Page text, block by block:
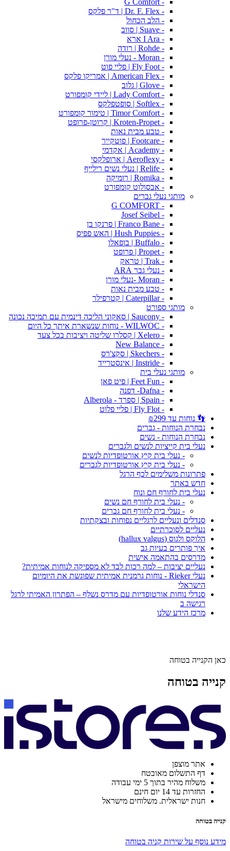
- G Comfort
- Dr. F. Flex | ד"ר פלקס
- הלב הכחול
- Suave | סווב
- I Ara ארא
- Rohde | רודה
- Moran - נעלי מורן
- Fly Foot | פליי פוט
- American Flex | אמריקו פלקס
- Glove | גלוב
- Lady Comfort | ליידי קומפורט
- Softlex | סופטפלקס
- Timor Comfort | טימור קומפורט
- Kroten-Propet | קרוטן-פרופט
- טבע מבית נאות
- Footcare | פוטקייר
- Academy | אקדמי
- Aeroflexy | ארופלקסי
- Relife | נעלי נשים רילייף
- Romika | רומיקה
- אבסולוט קומפורט
מותגי נעלי גברים
- G COMFORT
- Josef Seibel
- Franco Bane | פרנקו בן
- Hush Puppies | האש פפיס
- Buffalo | בופאלו
- Propet | פרופט
- Trak | טראק
- נעלי גבר ARA
- Moran -נעלי מורן
- טבע מבית נאות
- Caterpillar | קטרפילר
מותגי ספורט
- Saucony | סאקוני הליכה דינמית עם תמיכה נכונה
- WILWOC - נוחות שנשארת איתך כל היום
- Xelero | קסלרו שליטה ויציבות בכל צעד
- New Balance
- Skechers | סקצ'רס
- Instride | אינסטרייד
מותגי נעלי בית
- Feet Fun | פיט פאן
- Dafna- דפנה
- Spain | ספרד - Alberola
- Fly Flot | פליי פלוט
👣 נוחות עד ₪299
נבחרת הנוחות - גברים
נבחרת הנוחות - נשים
נעלי בית קייציות לנשים ולגברים
- נעלי בית קיץ אורטופדיות לנשים
- נעלי בית קיץ אורטופדיות לגברים
פתרונות משלימים לכף הרגל
חדש באתר
נעלי בית לחורף חם ונוח
- נעלי בית לחורף חם נשים
- נעלי בית לחורף חם גברים
סנדלים ונעליים לרגליים נפוחות ובצקתיות
נעליים לסוכרתיים
הלוקס ולגוס (hallux valgus)
איך פותרים בעיות גב
מדרסים בהתאמה אישית
נעליים יציבות – למה רכות לבד לא מספיקה לנוחות אמיתית?
נעלי Rieker - נוחות גרמנית אמיתית שפוגשת את היומיום
הישראלי
סנדלי נוחות אורטופדיות עם מדרס נשלף – הפתרון האמיתי לרגל
רגישה ב
מרכז הידע שלנו
כאן הקנייה בטוחה
קנייה בטוחה
אתר מוצפן
דף התשלום מאובטח
משלוח מהיר בתוך 5 ימי עבודה
החזרות עד 14 יום חינם
חנות ישראלית. משלוחים מישראל
קנייה בטוחה
מידע נוסף על שירות קניה בטוחה